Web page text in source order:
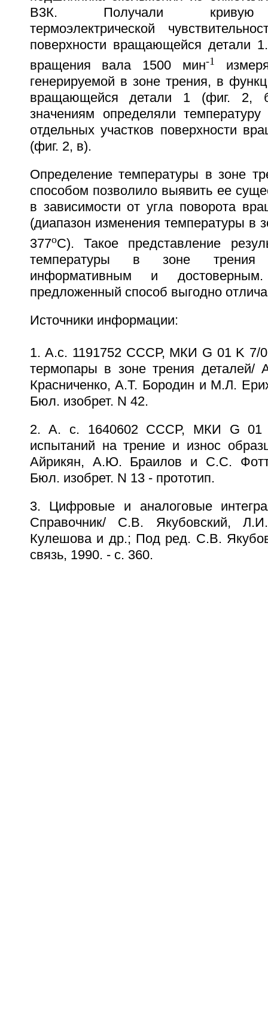
В3К. Получали кривую
термоэлектрической
поверхности вращающейся детали
вращения вала 1500 мин-1
генерируемой в зоне трения, в
вращающейся детали 1 (фиг. 2,
значениям определяли
отдельных участков поверхности
(фиг. 2, в).
Определение температуры в зоне
способом позволило выявить ее
в зависимости от угла поворота
(диапазон изменения температуры в
377oC). Такое представление
температуры в зоне трения
информативным и
предложенный способ выгодно
Источники информации:
1. А.с. 1191752 СССР, МКИ G 01 K 7/
термопары в зоне трения деталей/
Красниченко, А.Т. Бородин и М.Л.
Бюл. изобрет. N 42.
2. А. с. 1640602 СССР, МКИ G 01
испытаний на трение и износ
Айрикян, А.Ю. Браилов и С.С.
Бюл. изобрет. N 13 - прототип.
3. Цифровые и аналоговые
Справочник/ С.В. Якубовский,
Кулешова и др.; Под ред. С.В.
связь, 1990. - с. 360.